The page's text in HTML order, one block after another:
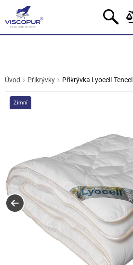
Úvod Přikrývky Přikrývka Lyocell-
Zimní